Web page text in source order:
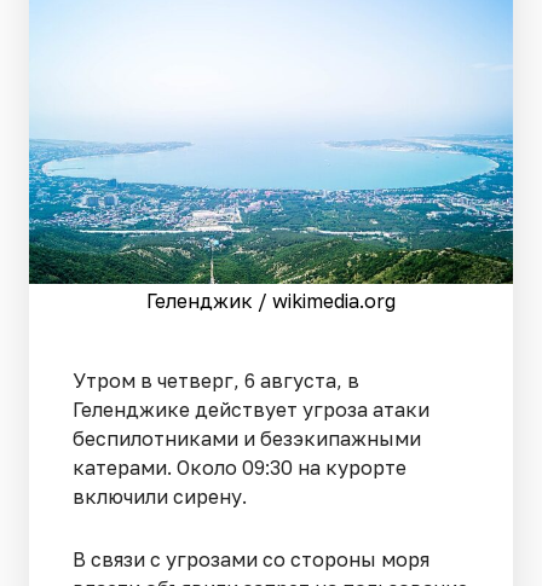
Геленджик / wikimedia.org
Утром в четверг, 6 августа, в
Геленджике действует угроза атаки
беспилотниками и безэкипажными
катерами. Около 09:30 на курорте
включили сирену.
В связи с угрозами со стороны моря